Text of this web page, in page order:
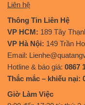
Liên hệ
Thông Tin Liên Hệ
VP HCM: 189 Tây
VP Hà Nội: 149 Trần
Email:
Hotline & báo giá: 0867
Thắc mắc – khiếu nại:
Giờ Làm Việc